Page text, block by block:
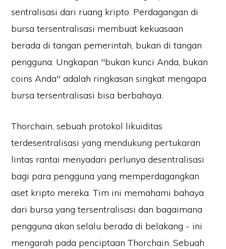
sentralisasi dari ruang kripto. Perdagangan di
bursa tersentralisasi membuat kekuasaan
berada di tangan pemerintah, bukan di tangan
pengguna. Ungkapan "bukan kunci Anda, bukan
coins Anda" adalah ringkasan singkat mengapa
bursa tersentralisasi bisa berbahaya.
Thorchain, sebuah protokol likuiditas
terdesentralisasi yang mendukung pertukaran
lintas rantai menyadari perlunya desentralisasi
bagi para pengguna yang memperdagangkan
aset kripto mereka. Tim ini memahami bahaya
dari bursa yang tersentralisasi dan bagaimana
pengguna akan selalu berada di belakang - ini
mengarah pada penciptaan Thorchain. Sebuah